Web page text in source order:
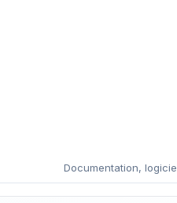
Documentation,